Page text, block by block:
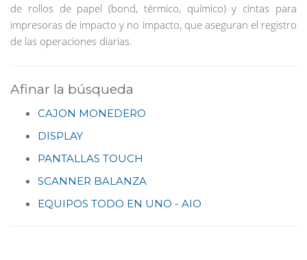
de rollos de papel (bond, térmico, químico) y cintas para
impresoras de impacto y no impacto, que aseguran el registro
de las operaciones diarias.
Afinar la búsqueda
CAJON MONEDERO
DISPLAY
PANTALLAS TOUCH
SCANNER BALANZA
EQUIPOS TODO EN UNO - AIO